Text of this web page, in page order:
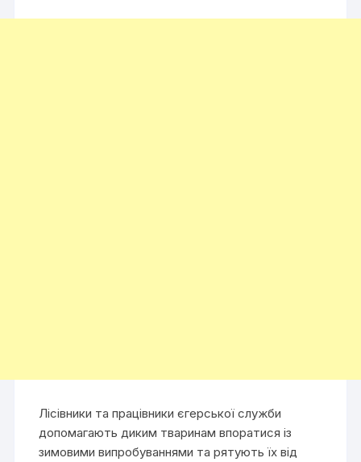
Лісівники та працівники єгерської служби
допомагають диким тваринам впоратися із
зимовими випробуваннями та рятують їх від